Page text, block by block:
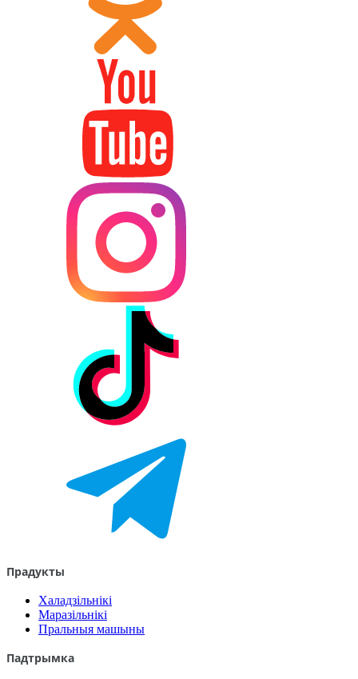
Прадукты
Халадзільнікі
Маразільнікі
Пральныя машыны
Падтрымка